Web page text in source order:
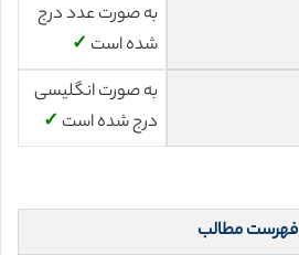
به صورت عدد درج
شده است ✓
به صورت انگلیسی
درج شده است ✓
فهرست مطالب